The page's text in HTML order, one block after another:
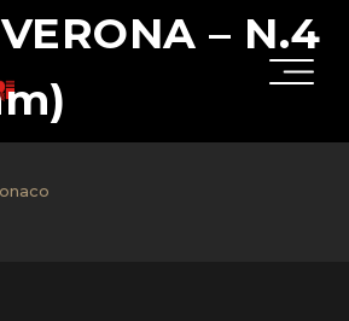
– N.4